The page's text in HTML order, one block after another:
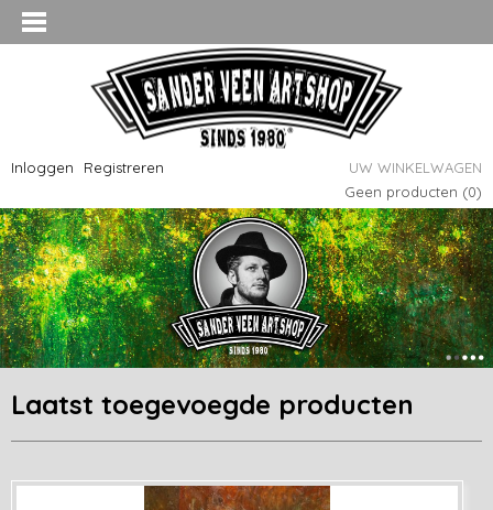
Inloggen Registreren
UW WINKELWAGEN
Geen producten (0)
Laatst toegevoegde producten